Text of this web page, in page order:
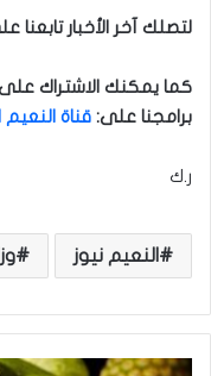
لتصلك آخر الأخبار تابعنا
كما يمكنك الاشتراك
برامجنا على: قناة النعيم
ر.ك
النعيم نيوز